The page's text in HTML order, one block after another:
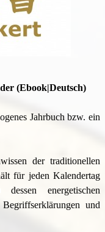
(Ebook|Deutsch)
Jahrbuch bzw. ein
der traditionellen
für jeden Kalendertag
energetischen
und